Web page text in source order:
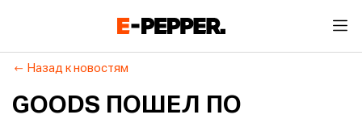
Назад к новостям
GOODS ПОШЕЛ ПО